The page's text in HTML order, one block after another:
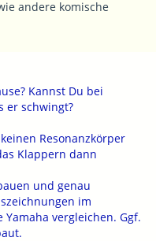
andere komische
Kannst Du bei
er schwingt?
Resonanzkörper
Klappern dann
und genau
im
vergleichen. Ggf.